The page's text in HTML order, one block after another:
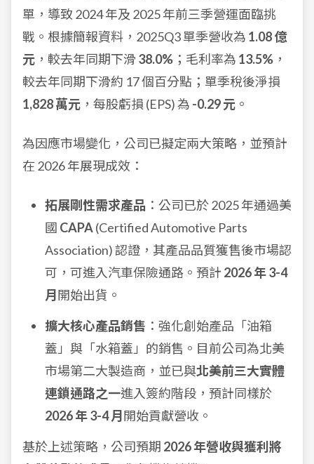
單，導致 2024 年及 2025 年前三季營運面臨挑
戰。根據簡報資料，2025Q3 單季營收為 1.08 億
元 ，較去年同期下滑 38.0% ；毛利率為 13.5% ，
較去年同期下滑約 17 個百分點；單季稅後淨損
1,828 萬元 ，每股虧損 (EPS) 為 -0.29 元 。
為因應市場變化，公司已擬定兩大策略，並預計
在 2026 年展現成效：
拓展剛性需求產品 ：公司已於 2025 年通過美
國 CAPA(Certified Automotive Parts
Association) 認證，其產品品質獲售後市場認
可，可進入汽車保險通路。預計 2026 年 3-4
月 開始出貨。
擴大核心產品銷售 ：強化創始產品「油箱
蓋」與「水箱蓋」的銷售。目前公司為北美
市場第二大製造商，並已與北美前三大實體
連鎖通路之一進入簽約階段，預計同樣於
2026 年 3-4 月 開始貢獻營收。
基於上述策略，公司預期 2026 年營收與獲利將